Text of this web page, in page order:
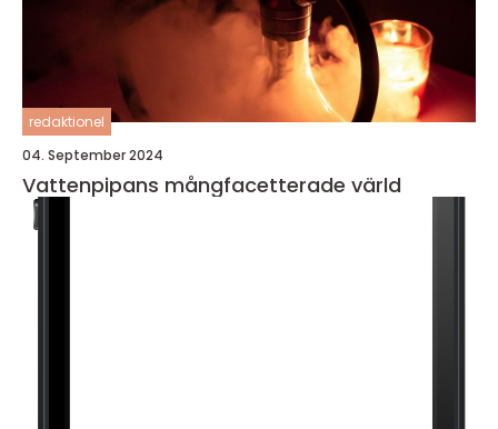
redaktionel
04. September 2024
Vattenpipans mångfacetterade värld